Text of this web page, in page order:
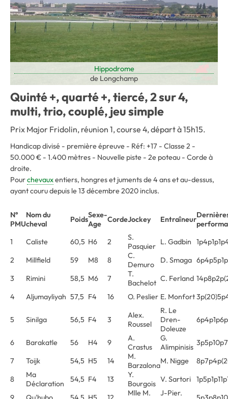
Hippodrome
de Longchamp
Quinté +, quarté +, tiercé, 2 sur 4,
multi, trio, couplé, jeu simple
Prix Major Fridolin, réunion 1, course 4, départ à 15h15.
Handicap divisé - première épreuve - Réf: +17 - Classe 2 -
50.000 € - 1.400 mètres - Nouvelle piste - 2e poteau - Corde à
droite.
Pourchevauxentiers, hongres et juments de 4 ans et au-dessus,
ayant couru depuis le 13 décembre 2020 inclus.
N°
PMU
Nom du
cheval
PoidsSexe-
Age
CordeJockey Entraîneur
1
Caliste 60,5 H6 2
S.
Pasquier L. Gadbin
2
Millfield 59 M8 8
C.
Demuro
D. Smaga
3
Rimini 58,5 M6 7
T.
Bachelot C. Ferland
4
Aljumayliyah 57,5 F4 16 O. Peslier E. Monfort
5 Sinilga 56,5 F4 3
Alex.
Roussel
R. Le
Dren-
Doleuze
6 Barakatle 56 H4 9
A.
Crastus
G.
Alimpinisis
7
Toijk 54,5 H5 14
M.
BarzalonaM. Nigge
8
Ma
Déclaration
54,5 F4 13
Y.
Bourgois V. Sartori
Mlle M.
J-Pier.